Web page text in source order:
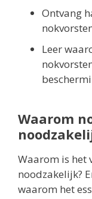
Ontvang
Leer
Waarom
Waarom is het
noodzakelijk?
waarom het